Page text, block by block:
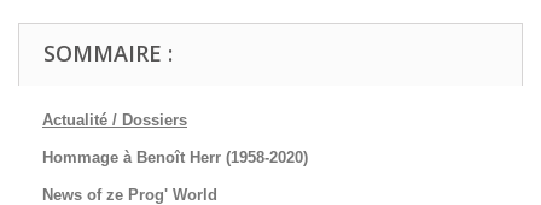
SOMMAIRE :
Actualité / Dossiers
Hommage à Benoît Herr (1958-2020)
News of ze Prog' World